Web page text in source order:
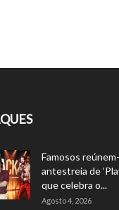
Famosos
antestreia de
que celebra o...
Agosto 4, 2026